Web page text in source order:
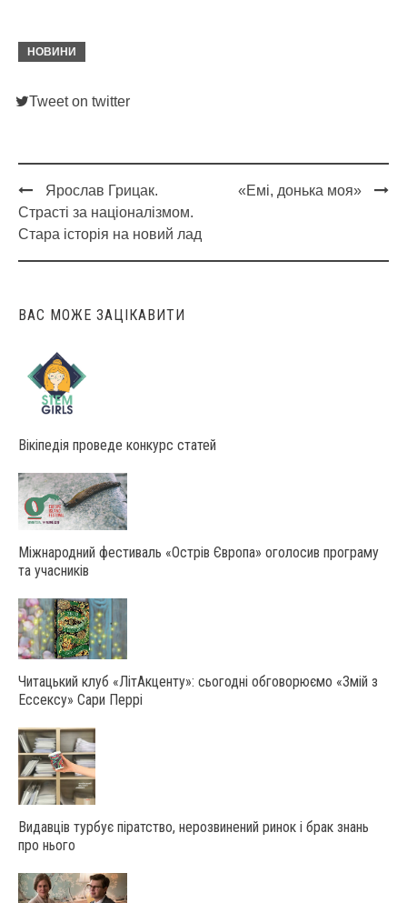
НОВИНИ
Tweet on twitter
Post
navigation
Ярослав Грицак.
Страсті за націоналізмом.
Стара історія на новий лад
«Емі, донька моя»
ВАС МОЖЕ ЗАЦІКАВИТИ
Вікіпедія проведе конкурс статей
Міжнародний фестиваль «Острів Європа» оголосив програму
та учасників
Читацький клуб «ЛітАкценту»: сьогодні обговорюємо «Змій з
Ессексу» Сари Перрі
Видавців турбує піратство, нерозвинений ринок і брак знань
про нього